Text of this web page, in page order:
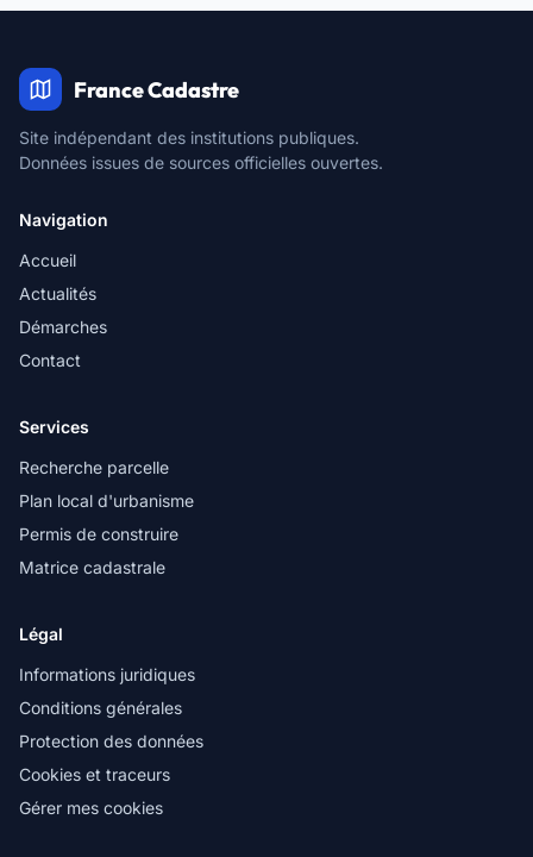
France Cadastre
Site indépendant des institutions publiques.
Données issues de sources officielles ouvertes.
Navigation
Accueil
Actualités
Démarches
Contact
Services
Recherche parcelle
Plan local d'urbanisme
Permis de construire
Matrice cadastrale
Légal
Informations juridiques
Conditions générales
Protection des données
Cookies et traceurs
Gérer mes cookies